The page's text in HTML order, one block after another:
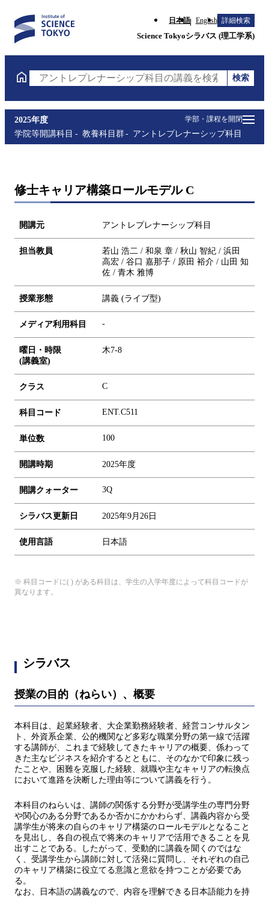
日本語 English 詳細検索
Science Tokyoシラバス (理工学系)
アントレプレナーシップ科目の講義を検索（講義名
検索
学部・課程を開閉
2025年度
学院等開講科目
教養科目群 アントレプレナーシップ科目
修士キャリア構築ロールモデル C
開講元 アントレプレナーシップ科目
担当教員
若山 浩二 / 和泉 章 / 秋山 智紀 / 浜田
高宏 / 谷口 嘉那子 / 原田 裕介 / 山田 知
佐 / 青木 雅博
授業形態 講義 (ライブ型)
メディア利用科目 -
曜日・時限
(講義室)
木7-8
クラス C
科目コード ENT.C511
単位数 100
開講時期 2025年度
開講クォーター 3Q
シラバス更新日 2025年9月26日
使用言語 日本語
※ 科目コードに( ) がある科目は、学生の入学年度によって科目コードが
異なります。
シラバス
授業の目的（ねらい）、概要
本科目は、起業経験者、大企業勤務経験者、経営コンサルタン
ト、外資系企業、公的機関など多彩な職業分野の第一線で活躍
する講師が、これまで経験してきたキャリアの概要、係わって
きた主なビジネスを紹介するとともに、そのなかで印象に残っ
たことや、困難を克服した経験、就職や主なキャリアの転換点
において進路を決断した理由等について講義を行う。
本科目のねらいは、講師の関係する分野が受講学生の専門分野
や関心のある分野であるか否かにかかわらず、講義内容から受
講学生が将来の自らのキャリア構築のロールモデルとなること
を見出し、各自の視点で将来のキャリアで活用できることを見
出すことである。したがって、受動的に講義を聞くのではな
く、受講学生から講師に対して活発に質問し、それぞれの自己
のキャリア構築に役立てる意識と意欲を持つことが必要であ
る。
なお、日本語の講義なので、内容を理解できる日本語能力を持